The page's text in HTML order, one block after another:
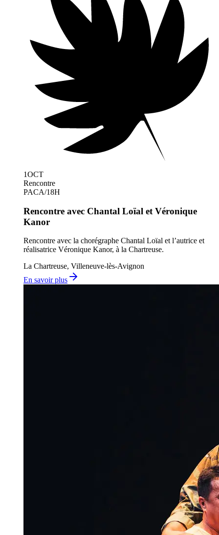
1OCT
Rencontre
PACA/18H
Rencontre avec Chantal Loïal et Véronique
Kanor
Rencontre avec la chorégraphe Chantal Loïal et l’autrice et
réalisatrice Véronique Kanor, à la Chartreuse.
La Chartreuse, Villeneuve-lès-Avignon
En savoir plus